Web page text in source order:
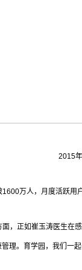
2015
万人，月度活跃用
，正如崔玉涛医生在
理。育学园，我们一起